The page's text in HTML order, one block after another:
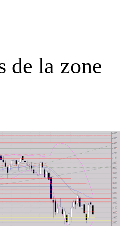
de la zone